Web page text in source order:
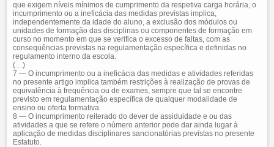
que exigem níveis mínimos de cumprimento da respetiva carga horária, o
incumprimento ou a ineficácia das medidas previstas implica,
independentemente da idade do aluno, a exclusão dos módulos ou
unidades de formação das disciplinas ou componentes de formação em
curso no momento em que se verifica o excesso de faltas, com as
consequências previstas na regulamentação específica e definidas no
regulamento interno da escola.
(…)
7 — O incumprimento ou a ineficácia das medidas e atividades referidas
no presente artigo implica também restrições à realização de provas de
equivalência à frequência ou de exames, sempre que tal se encontre
previsto em regulamentação específica de qualquer modalidade de
ensino ou oferta formativa.
8 — O incumprimento reiterado do dever de assiduidade e ou das
atividades a que se refere o número anterior pode dar ainda lugar à
aplicação de medidas disciplinares sancionatórias previstas no presente
Estatuto.